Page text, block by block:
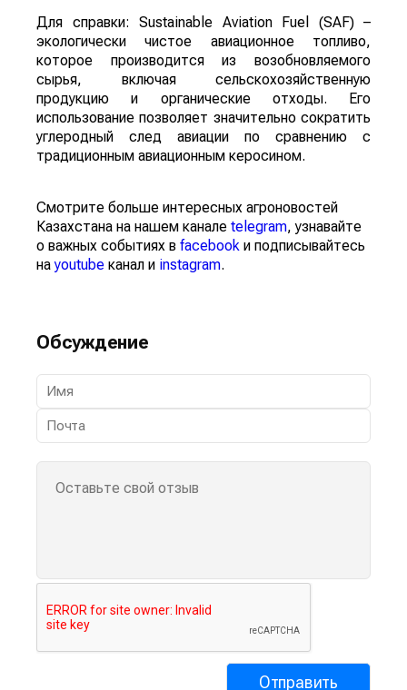
Для справки: Sustainable Aviation Fuel (SAF) –
экологически чистое авиационное топливо,
которое производится из возобновляемого
сырья, включая сельскохозяйственную
продукцию и органические отходы. Его
использование позволяет значительно сократить
углеродный след авиации по сравнению с
традиционным авиационным керосином.
Смотрите больше интересных агроновостей
Казахстана на нашем канале telegram, узнавайте
о важных событиях в facebook и подписывайтесь
наyoutube канал и instagram.
Обсуждение